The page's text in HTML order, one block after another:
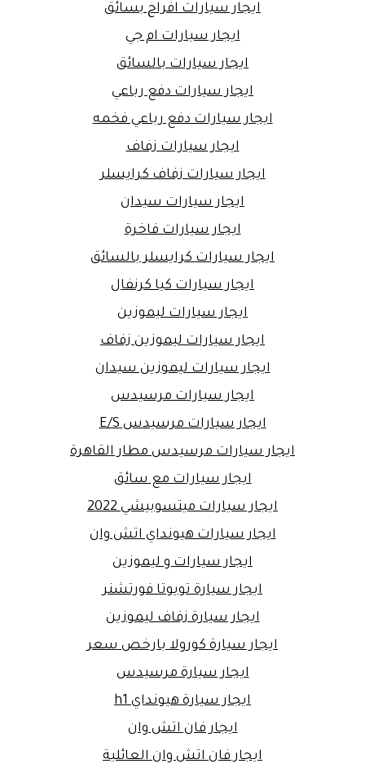
ايجار سيارات افراح بسائق
ايجار سيارات ام جي
ايجار سيارات بالسائق
ايجار سيارات دفع رباعي
ايجار سيارات دفع رباعي فخمه
ايجار سيارات زفاف
ايجار سيارات زفاف كرايسلر
ايجار سيارات سيدان
ايجار سيارات فاخرة
ايجار سيارات كرايسلر بالسائق
ايجار سيارات كيا كرنفال
ايجار سيارات ليموزين
ايجار سيارات ليموزين زفاف
ايجار سيارات ليموزين سيدان
ايجار سيارات مرسيدس
ايجار سيارات مرسيدس E/S
ايجار سيارات مرسيدس مطار القاهرة
ايجار سيارات مع سائق
ايجار سيارات ميتسوبيشي 2022
ايجار سيارات هيونداي اتش وان
ايجار سيارات و ليموزين
ايجار سيارة تويوتا فورتشنر
ايجار سيارة زفاف ليموزين
ايجار سيارة كورولا بارخص سعر
ايجار سيارة مرسيدس
ايجار سيارة هيونداي h1
ايجار فان اتش وان
ايجار فان اتش وان العائلية